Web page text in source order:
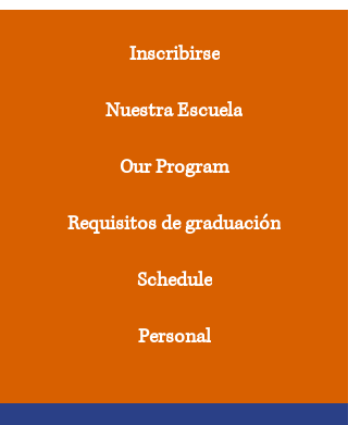
Inscribirse
Nuestra Escuela
Our Program
Requisitos de graduación
Schedule
Personal